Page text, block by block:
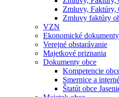
Zmluvy, Faktúry,
Zmluvy faktúry
VZN
Ekonomické dokumenty
Verejné obstarávanie
Majetkové priznania
Dokumenty obce
Kompetencie
Smernice a
Štatút obce